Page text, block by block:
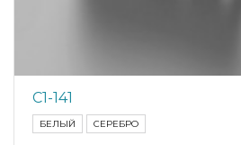
С1-141
БЕЛЫЙ СЕРЕБРО